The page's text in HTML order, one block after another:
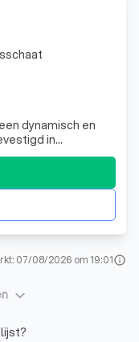
dynamisch en
in
advocaten die
rechtsgebieden,
en
onz
07/08/2026 om 19:01info
keyboard_arrow_down